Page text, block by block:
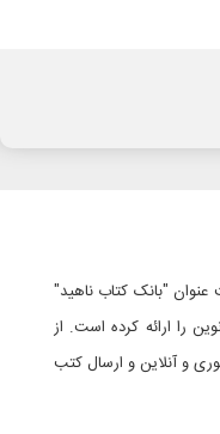
"بانک کتاب ناهید"
را ارائه کرده است. از
و آنلاین و ارسال کتب